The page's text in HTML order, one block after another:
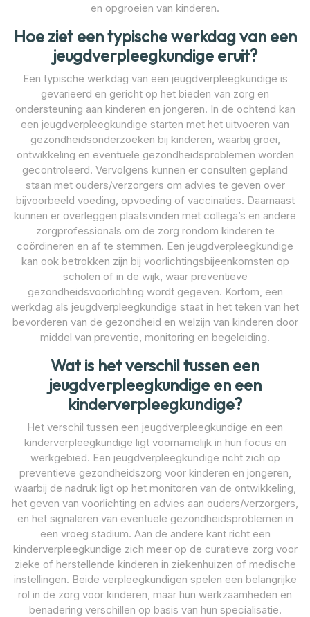
en opgroeien van kinderen.
Hoe ziet een typische werkdag van een
jeugdverpleegkundige eruit?
Een typische werkdag van een jeugdverpleegkundige is
gevarieerd en gericht op het bieden van zorg en
ondersteuning aan kinderen en jongeren. In de ochtend kan
een jeugdverpleegkundige starten met het uitvoeren van
gezondheidsonderzoeken bij kinderen, waarbij groei,
ontwikkeling en eventuele gezondheidsproblemen worden
gecontroleerd. Vervolgens kunnen er consulten gepland
staan met ouders/verzorgers om advies te geven over
bijvoorbeeld voeding, opvoeding of vaccinaties. Daarnaast
kunnen er overleggen plaatsvinden met collega’s en andere
zorgprofessionals om de zorg rondom kinderen te
coördineren en af te stemmen. Een jeugdverpleegkundige
kan ook betrokken zijn bij voorlichtingsbijeenkomsten op
scholen of in de wijk, waar preventieve
gezondheidsvoorlichting wordt gegeven. Kortom, een
werkdag als jeugdverpleegkundige staat in het teken van het
bevorderen van de gezondheid en welzijn van kinderen door
middel van preventie, monitoring en begeleiding.
Wat is het verschil tussen een
jeugdverpleegkundige en een
kinderverpleegkundige?
Het verschil tussen een jeugdverpleegkundige en een
kinderverpleegkundige ligt voornamelijk in hun focus en
werkgebied. Een jeugdverpleegkundige richt zich op
preventieve gezondheidszorg voor kinderen en jongeren,
waarbij de nadruk ligt op het monitoren van de ontwikkeling,
het geven van voorlichting en advies aan ouders/verzorgers,
en het signaleren van eventuele gezondheidsproblemen in
een vroeg stadium. Aan de andere kant richt een
kinderverpleegkundige zich meer op de curatieve zorg voor
zieke of herstellende kinderen in ziekenhuizen of medische
instellingen. Beide verpleegkundigen spelen een belangrijke
rol in de zorg voor kinderen, maar hun werkzaamheden en
benadering verschillen op basis van hun specialisatie.